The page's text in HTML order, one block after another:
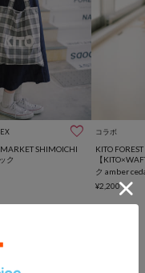

MARKET SHIMOICHI
ク
コラボ
KITO
【
ク amber
¥2,200